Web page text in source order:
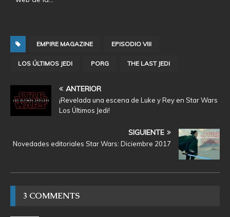
EMPIRE MAGAZINE EPISODIO VIII
LOS ÚLTIMOS JEDI PORG THE LAST JEDI
ANTERIOR
¡Revelada una escena de Luke y Rey en Star Wars
Los Últimos Jedi!
SIGUIENTE
Novedades editoriales Star Wars: Diciembre 2017
3 COMMENTS